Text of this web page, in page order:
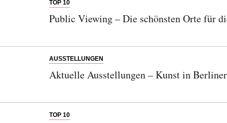
TOP 10
Public Viewing – Die schönsten Orte für
AUSSTELLUNGEN
Aktuelle Ausstellungen – Kunst in
TOP 10